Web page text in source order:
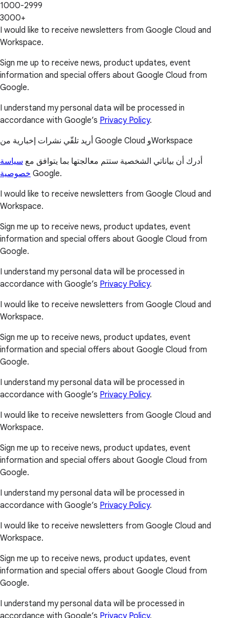
1000-2999
3000+
I would like to receive newsletters from Google Cloud and
Workspace.
Sign me up to receive news, product updates, event
information and special offers about Google Cloud from
Google.
I understand my personal data will be processed in
accordance with Google’s Privacy Policy.
أريد تلقّي نشرات إخبارية من Google Cloud وWorkspace
أدرك أن بياناتي الشخصية ستتم معالجتها بما يتوافق مع سياسة
خصوصية Google.
I would like to receive newsletters from Google Cloud and
Workspace.
Sign me up to receive news, product updates, event
information and special offers about Google Cloud from
Google.
I understand my personal data will be processed in
accordance with Google’s Privacy Policy.
I would like to receive newsletters from Google Cloud and
Workspace.
Sign me up to receive news, product updates, event
information and special offers about Google Cloud from
Google.
I understand my personal data will be processed in
accordance with Google’s Privacy Policy.
I would like to receive newsletters from Google Cloud and
Workspace.
Sign me up to receive news, product updates, event
information and special offers about Google Cloud from
Google.
I understand my personal data will be processed in
accordance with Google’s Privacy Policy.
I would like to receive newsletters from Google Cloud and
Workspace.
Sign me up to receive news, product updates, event
information and special offers about Google Cloud from
Google.
I understand my personal data will be processed in
accordance with Google’s Privacy Policy.